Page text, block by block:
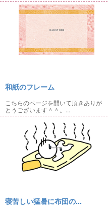
和紙のフレーム
こちらのページを開いて頂きありが
とうございます＾＾。...
寝苦しい猛暑に布団の...